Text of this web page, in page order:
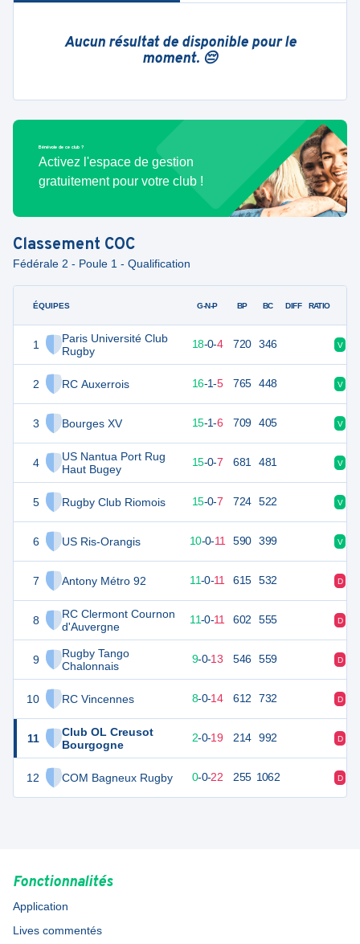
Aucun résultat de disponible pour le
moment. 😔
Bénévole de ce club ?
Activez l'espace de gestion
gratuitement pour votre club !
Classement COC
Fédérale 2 - Poule 1 - Qualification
ÉQUIPES
1
Paris Université Club
Rugby
2 RC Auxerrois
3 Bourges XV
4
US Nantua Port Rug
Haut Bugey
5 Rugby Club Riomois
6 US Ris-Orangis
7 Antony Métro 92
8
RC Clermont Cournon
d'Auvergne
9
Rugby Tango
Chalonnais
10 RC Vincennes
11
Club OL Creusot
Bourgogne
12 COM Bagneux Rugby
G-N-P BP BC DIFF RATIO
94 22 18-0-4 720 346 V
16-1-5 765 448 V
15-1-6 709 405 V
79 15-0-7 681 481 V
78 15-0-7 724 522 V
10-0-11 590 399 V
64 11-0-11 615 532 D
62 22 11-0-11 602 555 D
9-0-13 546 559 D
8-0-14 612 732 D
14 2-0-19 214 992 D
8 22 0-0-22 255 1062 D
Fonctionnalités
Application
Lives commentés